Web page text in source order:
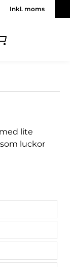
Inkl. moms
lite
luckor